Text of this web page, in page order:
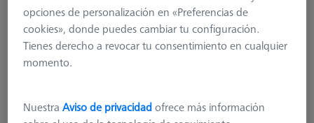
opciones de personalización en «Preferencias de
cookies», donde puedes cambiar tu configuración.
Tienes derecho a revocar tu consentimiento en cualquier
momento.
NuestraAviso de privacidadofrece más información